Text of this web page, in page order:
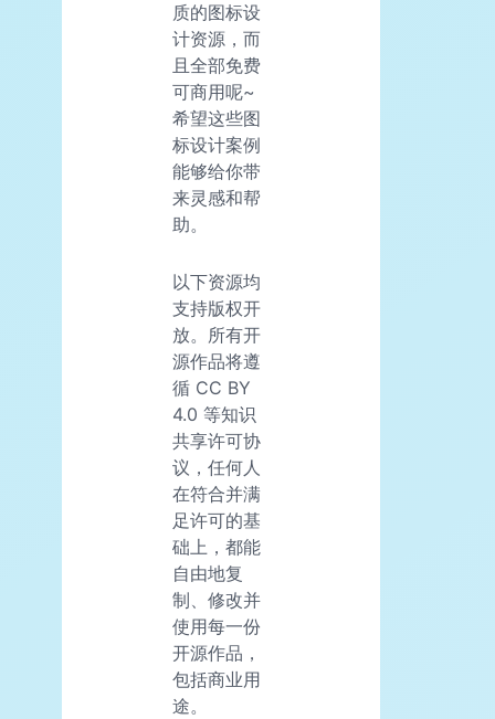
质的图标设
计资源，而
且全部免费
可商用呢~
希望这些图
标设计案例
能够给你带
来灵感和帮
助。
以下资源均
支持版权开
放。所有开
源作品将遵
循 CC BY
4.0 等知识
共享许可协
议，任何人
在符合并满
足许可的基
础上，都能
自由地复
制、修改并
使用每一份
开源作品，
包括商业用
途。